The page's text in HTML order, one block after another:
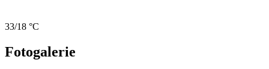
33/18 °C
Fotogalerie